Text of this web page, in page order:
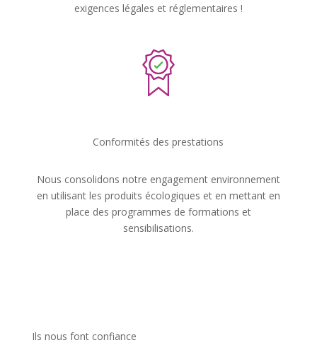
exigences légales et réglementaires !
Conformités des prestations
Nous consolidons notre engagement environnement
en utilisant les produits écologiques et en mettant en
place des programmes de formations et
sensibilisations.
Ils nous font confiance